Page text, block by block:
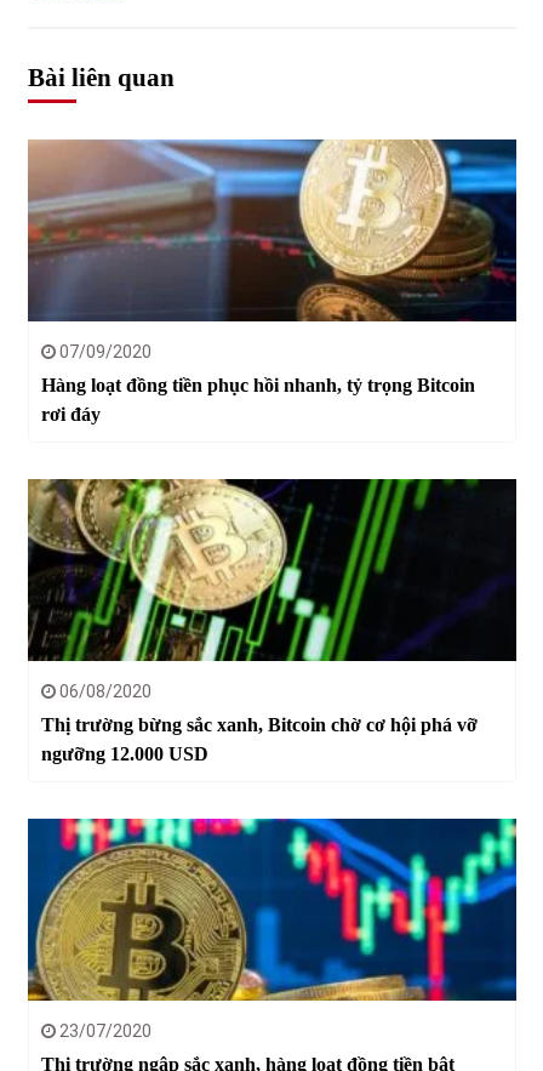
Bài liên quan
07/09/2020
Hàng loạt đồng tiền phục hồi nhanh, tỷ trọng Bitcoin
rơi đáy
06/08/2020
Thị trường bừng sắc xanh, Bitcoin chờ cơ hội phá vỡ
ngưỡng 12.000 USD
23/07/2020
Thị trường ngập sắc xanh, hàng loạt đồng tiền bật